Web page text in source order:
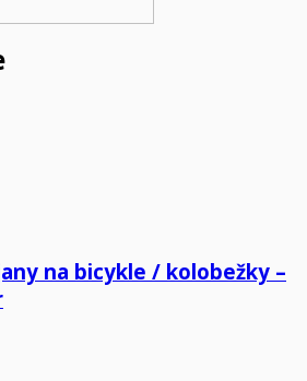
na bicykle / kolobežky –